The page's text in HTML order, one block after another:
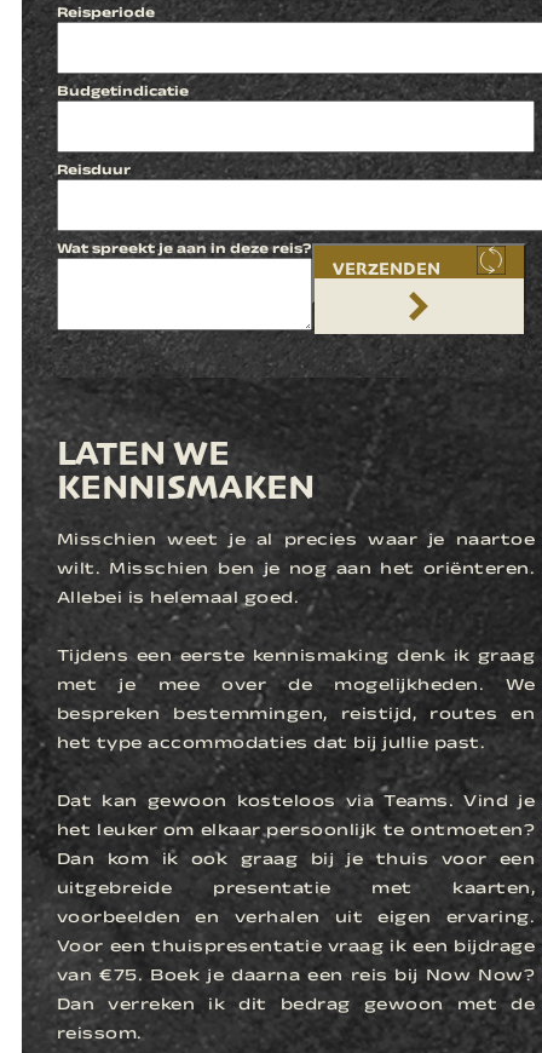
Reisperiode
Budgetindicatie
Reisduur
Wat spreekt je aan in deze reis?
VERZENDEN
LATEN WE
KENNISMAKEN
Misschien weet je al precies waar je naartoe
wilt. Misschien ben je nog aan het oriënteren.
Allebei is helemaal goed.
Tijdens een eerste kennismaking denk ik graag
met je mee over de mogelijkheden. We
bespreken bestemmingen, reistijd, routes en
het type accommodaties dat bij jullie past.
Dat kan gewoon kosteloos via Teams. Vind je
het leuker om elkaar persoonlijk te ontmoeten?
Dan kom ik ook graag bij je thuis voor een
uitgebreide presentatie met kaarten,
voorbeelden en verhalen uit eigen ervaring.
Voor een thuispresentatie vraag ik een bijdrage
van €75. Boek je daarna een reis bij Now Now?
Dan verreken ik dit bedrag gewoon met de
reissom.